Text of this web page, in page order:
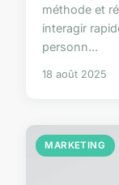
méthode et
interagir
personn...
18 août 2025
MARKETING